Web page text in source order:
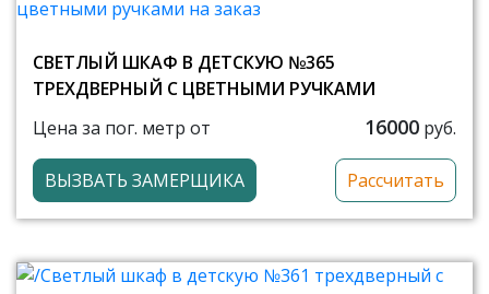
СВЕТЛЫЙ ШКАФ В ДЕТСКУЮ №365
ТРЕХДВЕРНЫЙ С ЦВЕТНЫМИ РУЧКАМИ
Цена за пог. метр от
16000 руб.
ВЫЗВАТЬ ЗАМЕРЩИКА Рассчитать